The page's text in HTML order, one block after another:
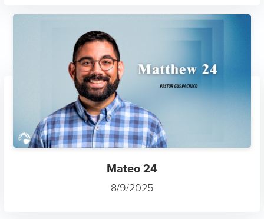
Mateo 24
8/9/2025